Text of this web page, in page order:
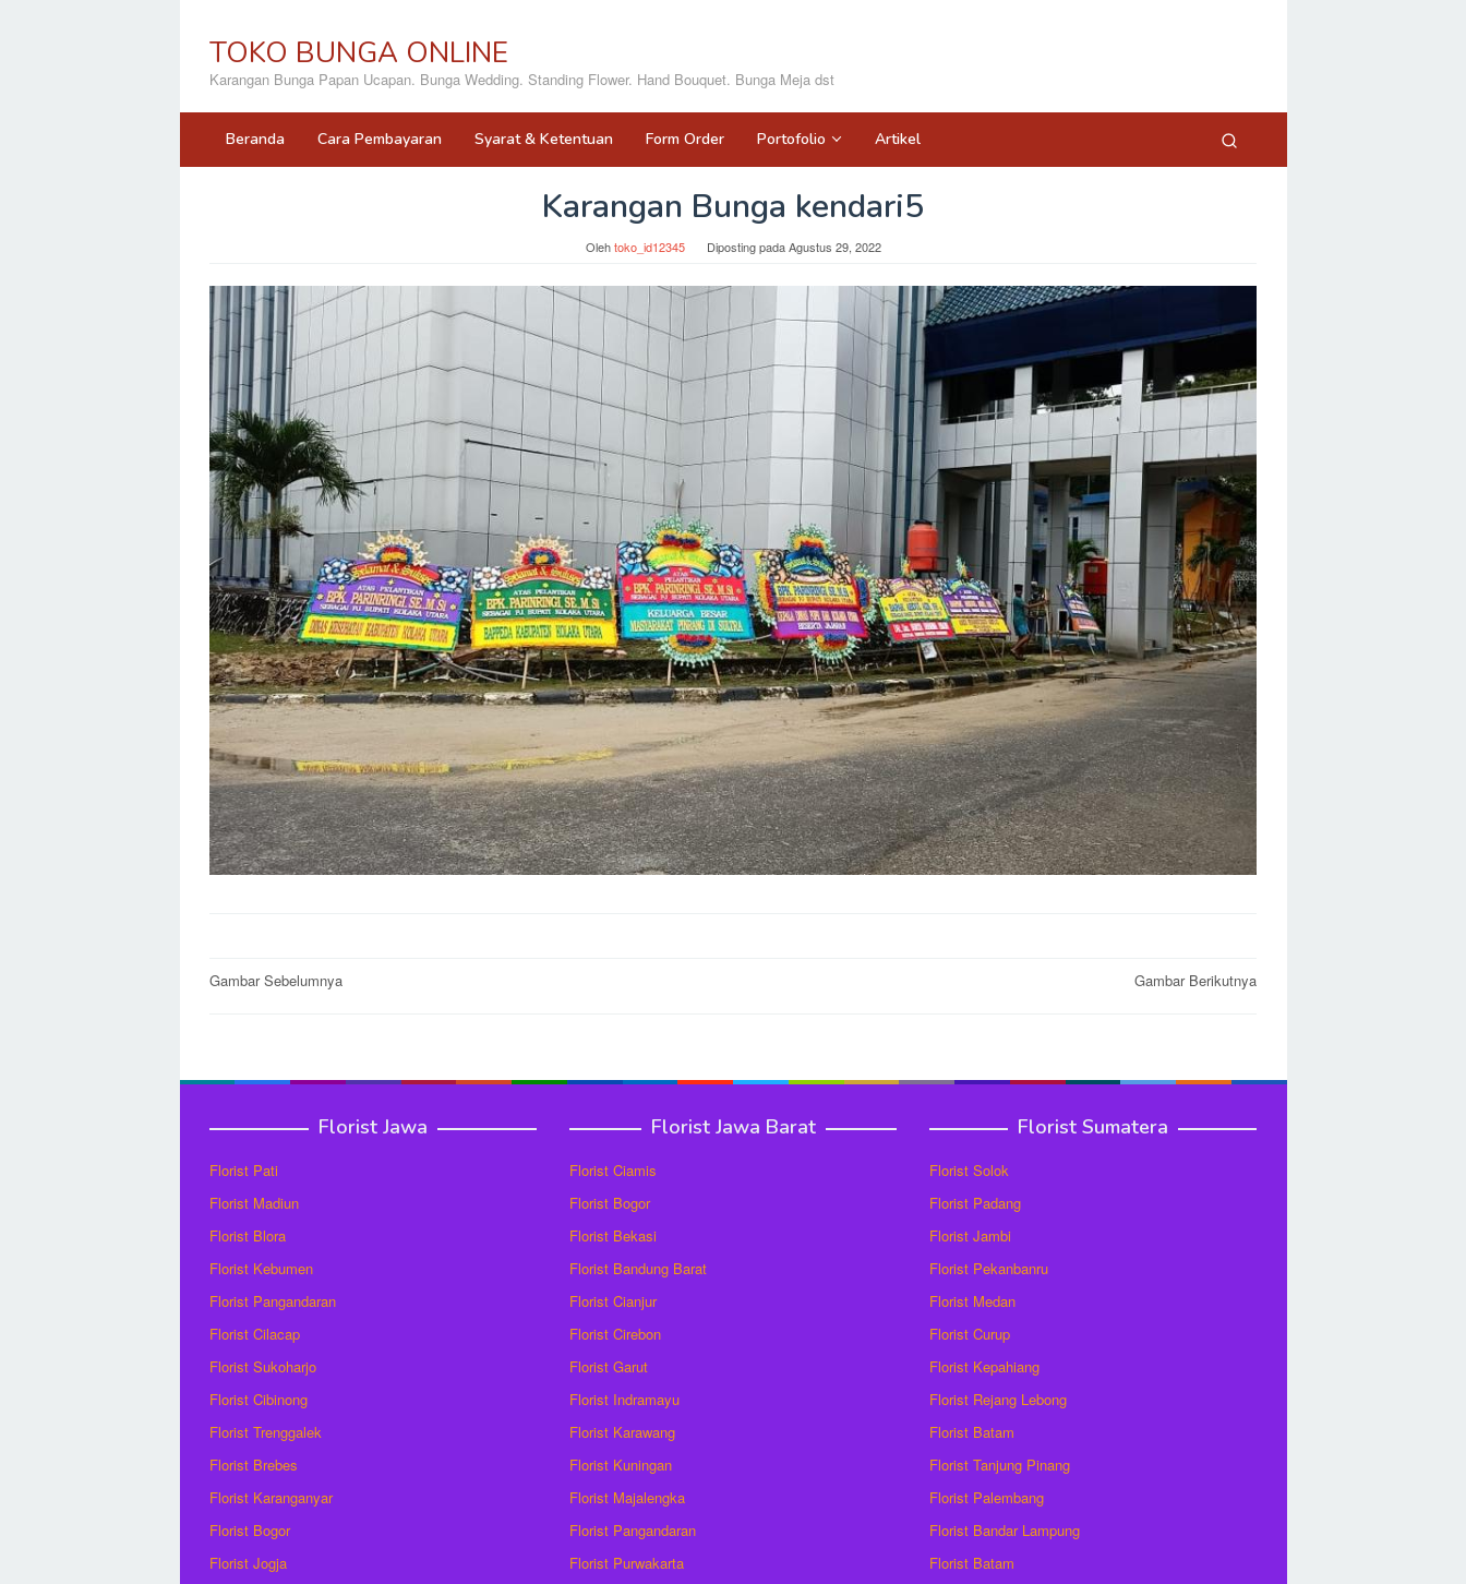
TOKO BUNGA ONLINE
Karangan Bunga Papan Ucapan. Bunga Wedding. Standing Flower. Hand Bouquet. Bunga Meja dst
Beranda Cara Pembayaran Syarat & Ketentuan Form Order Portofolio Artikel
Karangan Bunga kendari5
Olehtoko_id12345 Diposting padaAgustus 29, 2022
Post
Gambar Sebelumnya Gambar Berikutnya
Florist Jawa
Florist Pati
Florist Madiun
Florist Blora
Florist Kebumen
Florist Pangandaran
Florist Cilacap
Florist Sukoharjo
Florist Cibinong
Florist Trenggalek
Florist Brebes
Florist Karanganyar
Florist Bogor
Florist Jogja
Florist Jawa Barat
Florist Ciamis
Florist Bogor
Florist Bekasi
Florist Bandung Barat
Florist Cianjur
Florist Cirebon
Florist Garut
Florist Indramayu
Florist Karawang
Florist Kuningan
Florist Majalengka
Florist Pangandaran
Florist Purwakarta
Florist Sumatera
Florist Solok
Florist Padang
Florist Jambi
Florist Pekanbanru
Florist Medan
Florist Curup
Florist Kepahiang
Florist Rejang Lebong
Florist Batam
Florist Tanjung Pinang
Florist Palembang
Florist Bandar Lampung
Florist Batam